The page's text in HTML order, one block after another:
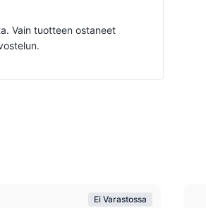
Vain tuotteen ostaneet
Ei Varastossa